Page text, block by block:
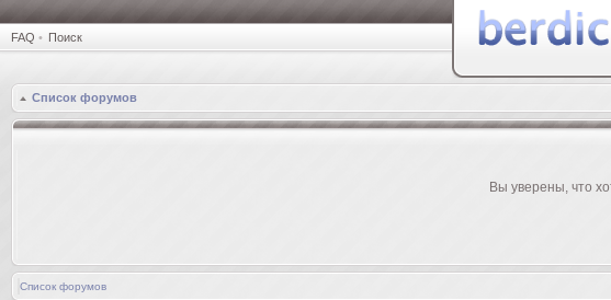
FAQ • Поиск
Список форумов
Вы уверены, что
Список форумов